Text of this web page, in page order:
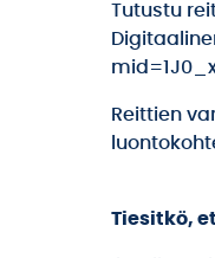
Tutustu
Reittien
Tiesitkö,